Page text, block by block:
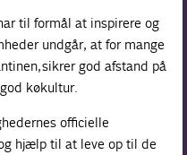
til formål at inspirere og
undgår, at for mange
sikrer god afstand på
køkultur.
officielle
hjælp til at leve op til de